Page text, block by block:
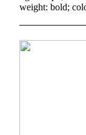
weight: bold;